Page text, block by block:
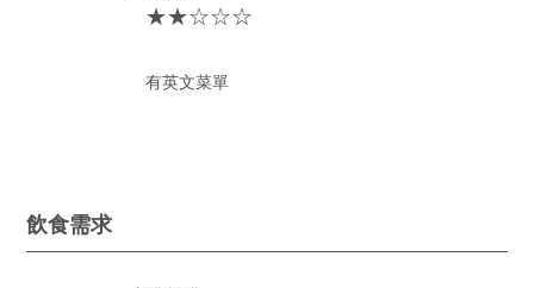
★★☆☆☆
有英文菜單
飲食需求